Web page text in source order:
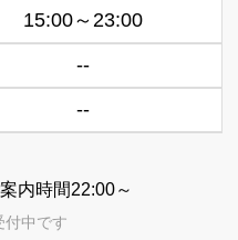
15:00～23:00
--
--
内時間22:00～
付中です